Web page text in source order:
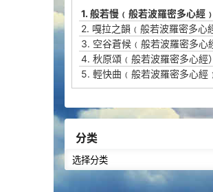
播
放
器
1. 般若慢﹙般若波羅密多心經﹚
2. 嘎拉之韻﹙般若波羅密多心
3. 空谷蒼候﹙般若波羅密多心經
4. 秋原頌﹙般若波羅密多心經）
5. 輕快曲﹙般若波羅密多心經
分类
分
类